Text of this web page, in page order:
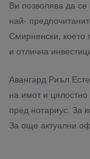
Ви позволява да
най-
Смирненски, което
и отлична
Авангард Риъл
на имот и
пред нотариус. За
За още актуални